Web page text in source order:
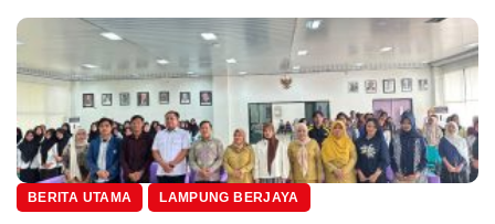
BERITA UTAMA LAMPUNG BERJAYA